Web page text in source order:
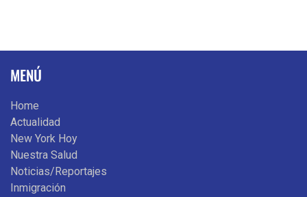
MENÚ
Home
Actualidad
New York Hoy
Nuestra Salud
Noticias/Reportajes
Inmigración